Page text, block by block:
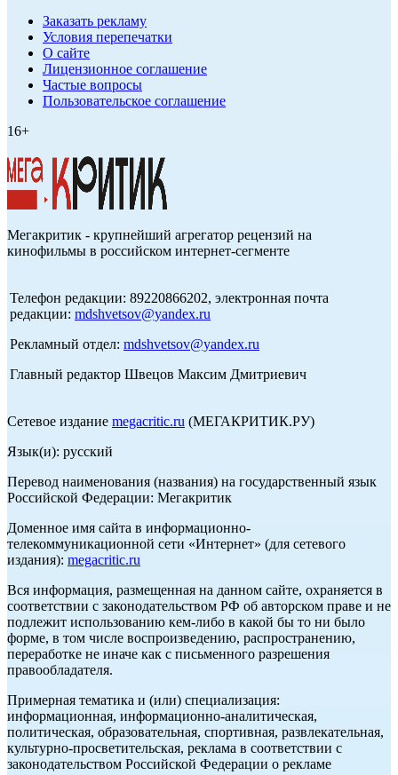
Заказать рекламу
Условия перепечатки
О сайте
Лицензионное соглашение
Частые вопросы
Пользовательское соглашение
16+
Мегакритик - крупнейший агрегатор рецензий на
кинофильмы в российском интернет-сегменте
Телефон редакции: 89220866202, электронная почта
редакции: mdshvetsov@yandex.ru
Рекламный отдел: mdshvetsov@yandex.ru
Главный редактор Швецов Максим Дмитриевич
Сетевое издание megacritic.ru (МЕГАКРИТИК.РУ)
Язык(и): русский
Перевод наименования (названия) на государственный язык
Российской Федерации: Мегакритик
Доменное имя сайта в информационно-
телекоммуникационной сети «Интернет» (для сетевого
издания): megacritic.ru
Вся информация, размещенная на данном сайте, охраняется в
соответствии с законодательством РФ об авторском праве и не
подлежит использованию кем-либо в какой бы то ни было
форме, в том числе воспроизведению, распространению,
переработке не иначе как с письменного разрешения
правообладателя.
Примерная тематика и (или) специализация:
информационная, информационно-аналитическая,
политическая, образовательная, спортивная, развлекательная,
культурно-просветительская, реклама в соответствии с
законодательством Российской Федерации о рекламе